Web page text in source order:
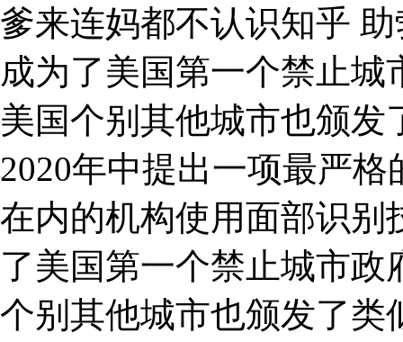
爹来连妈都不认识知乎
成为了美国第一个禁止
美国个别其他城市也颁
2020年中提出一项最严
在内的机构使用面部识别
了美国第一个禁止城市
个别其他城市也颁发了类